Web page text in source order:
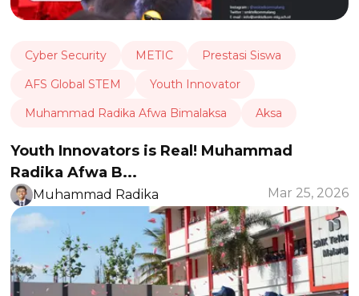
Cyber Security METIC
Prestasi Siswa
AFS Global STEM
Youth Innovator
Muhammad Radika Afwa Bimalaksa
Aksa
Youth Innovators is Real! Muhammad
Radika Afwa B...
Muhammad Radika Mar 25, 2026